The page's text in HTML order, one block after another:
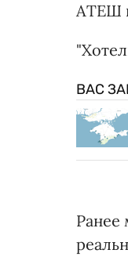
АТЕШ
ВАС
Ранее